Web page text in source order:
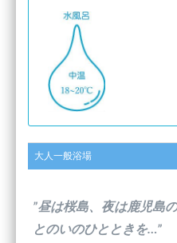
大人一般浴場
”昼は桜島、夜は鹿児島
とのいのひとときを…”